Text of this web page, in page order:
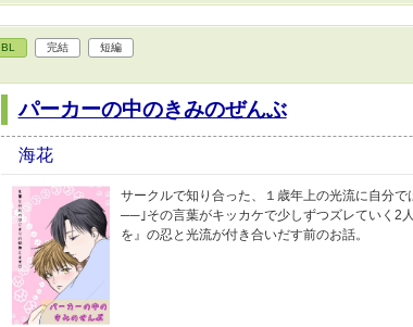
BL 完結 短編
パーカーの中のきみのぜんぶ
海花
サークルで知り合った、１歳年上の光流に自分
──｣その言葉がキッカケで少しずつズレていく
を』の忍と光流が付き合いだす前のお話。